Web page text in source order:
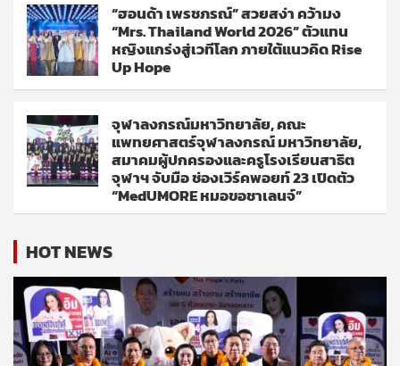
“ฮอนด้า เพรชภรณ์” สวยสง่า คว้ามง
“Mrs. Thailand World 2026” ตัวแทน
หญิงแกร่งสู่เวทีโลก ภายใต้แนวคิด Rise
Up Hope
จุฬาลงกรณ์มหาวิทยาลัย, คณะ
แพทยศาสตร์จุฬาลงกรณ์ มหาวิทยาลัย,
สมาคมผู้ปกครองและครูโรงเรียนสาธิต
จุฬาฯ จับมือ ช่องเวิร์คพอยท์ 23 เปิดตัว
“MedUMORE หมอขอชาเลนจ์”
HOT NEWS